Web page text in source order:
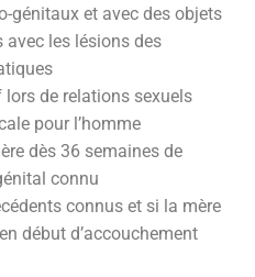
génitaux et avec des objets
avec les lésions des
de relations sexuels
pour l’homme
dès 36 semaines de
connu
connus et si la mère
début d’accouchement